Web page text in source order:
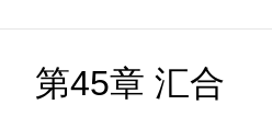
第45章 汇合